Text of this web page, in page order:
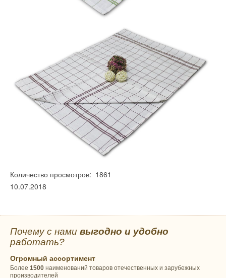
Количество просмотров: 1861
10.07.2018
Почему с нами выгодно и удобно
работать?
Огромный ассортимент
Более 1500 наименований товаров отечественных и зарубежных
производителей